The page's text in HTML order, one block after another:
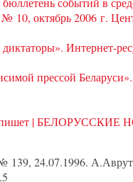
октябрь 2006 г.
Интернет-
прессой
пишет |
139, 24.07.1996.